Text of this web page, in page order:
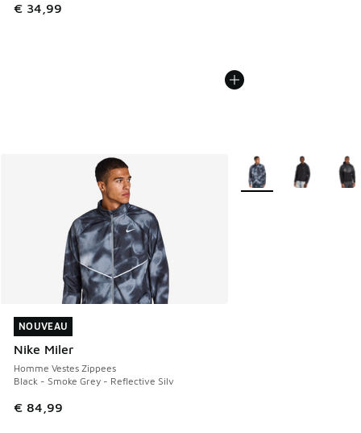
€ 34,99
NOUVEAU
Nike Miler
Homme Vestes Zippees
Black - Smoke Grey - Reflective Silv
€ 84,99
NOUVEAU
Plus de couleurs